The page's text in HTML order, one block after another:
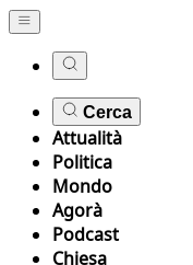
Cerca
Attualità
Politica
Mondo
Agorà
Podcast
Chiesa